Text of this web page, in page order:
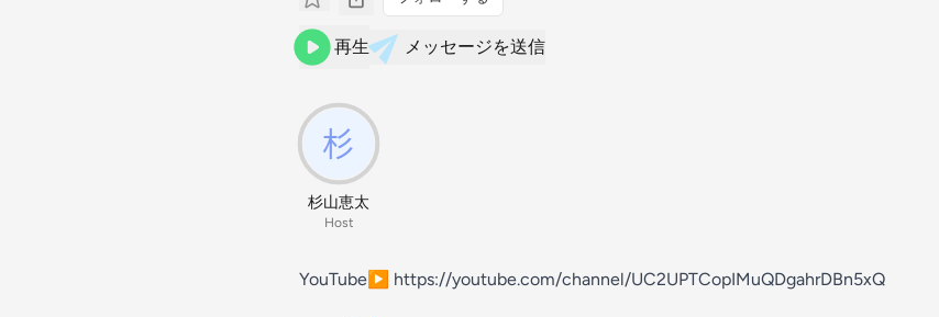
再生 メッセージを送信
杉山恵太
Host
YouTube▶︎ https://youtube.com/channel/UC2UPTCopIMuQDgahrDBn5xQ